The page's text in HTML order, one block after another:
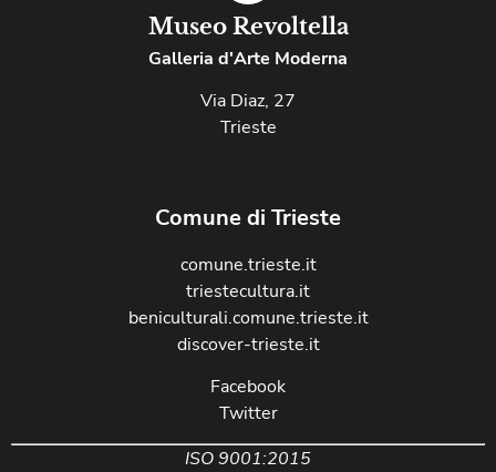
Museo Revoltella
Galleria d'Arte Moderna
Via Diaz, 27
Trieste
Comune di Trieste
comune.trieste.it
triestecultura.it
beniculturali.comune.trieste.it
discover-trieste.it
Facebook
Twitter
ISO 9001:2015